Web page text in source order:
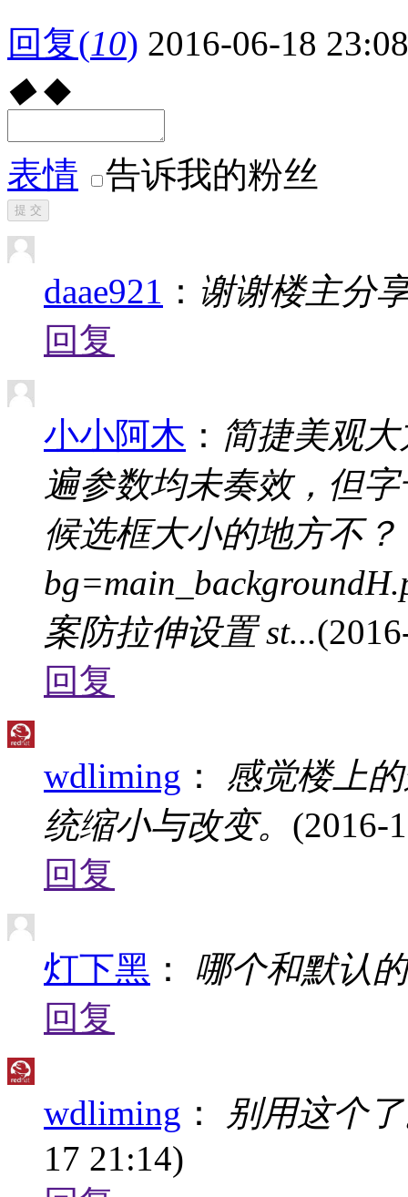
回复(10) 2016-06-18 23:08
◆ ◆
表情 告诉我的粉丝
提 交
daae921 ： 谢谢楼主分
回复
小小阿木 ： 简捷美观
遍参数均未奏效，但
候选框大小的地方不
案防拉伸设置 st...
回复
wdliming ：
感觉楼上
统缩小与改变。 (2016-
回复
灯下黑 ：
哪个和默认
回复
wdliming ：
别用这个
17 21:14)